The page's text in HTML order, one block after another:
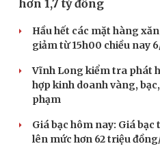
hơn 1,7 tỷ đồng
Hầu hết các mặt hàng
giảm từ 15h00 chiều nay
Vĩnh Long kiểm tra phát
hợp kinh doanh vàng,
phạm
Giá bạc hôm nay: Giá
lên mức hơn 62 triệu